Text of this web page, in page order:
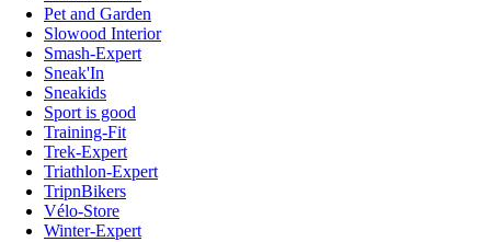
Pet and Garden
Slowood Interior
Smash-Expert
Sneak'In
Sneakids
Sport is good
Training-Fit
Trek-Expert
Triathlon-Expert
TripnBikers
Vélo-Store
Winter-Expert